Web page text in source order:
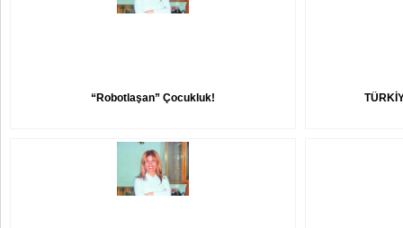
“Robotlaşan” Çocukluk!